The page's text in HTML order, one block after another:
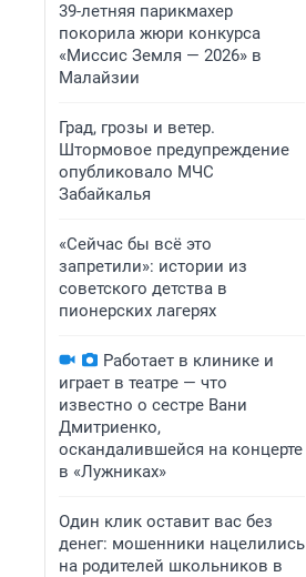
39-летняя парикмахер
покорила жюри конкурса
«Миссис Земля — 2026» в
Малайзии
Град, грозы и ветер.
Штормовое предупреждение
опубликовало МЧС
Забайкалья
«Сейчас бы всё это
запретили»: истории из
советского детства в
пионерских лагерях
Работает в клинике и
играет в театре — что
известно о сестре Вани
Дмитриенко,
оскандалившейся на концерте
в «Лужниках»
Один клик оставит вас без
денег: мошенники нацелились
на родителей школьников в